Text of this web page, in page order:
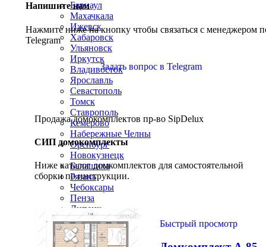
Барнаул
Махачкала
Ижевск
Хабаровск
Ульяновск
Иркутск
Владивосток
Ярославль
Севастополь
Томск
Ставрополь
Кемерово
Набережные Челны
Оренбург
Новокузнецк
Балашиха
Рязань
Чебоксары
Пенза
Липецк
Калининград
Киров
Астрахань
Напишите нам
Нажмите ниже на кнопку чтобы связаться с менеджером
Telegram
Задать вопрос в Telegram
Продажа домокомплектов пр-во SipDelux
СИП домокомплекты
Ниже каталог домкомплектов для самостоятельной
сборки по инструкции.
Быстрый просмотр